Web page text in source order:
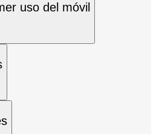
uso del móvil